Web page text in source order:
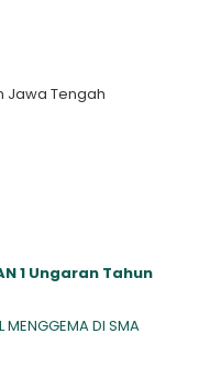
Jawa Tengah
1 Ungaran Tahun
MENGGEMA DI SMA